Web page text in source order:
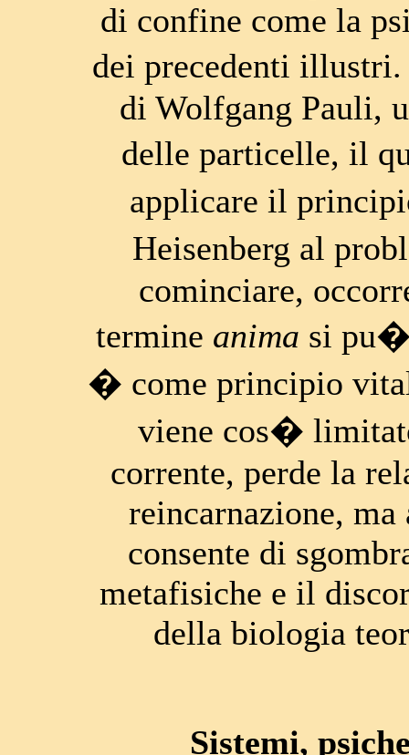
di confine come la
dei precedenti
di Wolfgang Pauli,
delle particelle, il
applicare il
Heisenberg al
cominciare,
termine anima si
� come principio
viene cos�
corrente, perde la
reincarnazione,
consente di
metafisiche e il
della biologia
Sistemi,